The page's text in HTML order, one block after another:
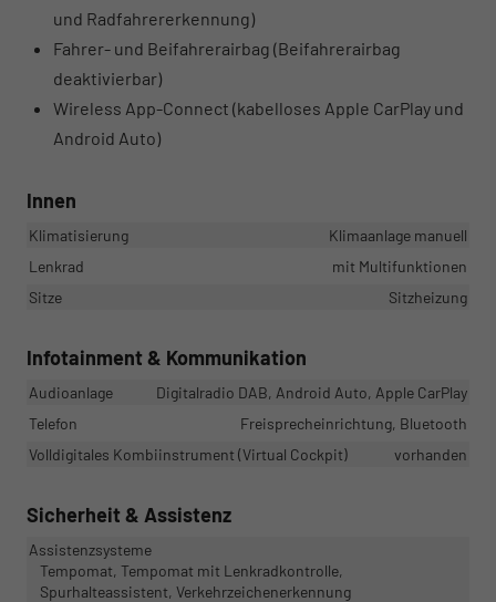
und Radfahrererkennung)
Fahrer- und Beifahrerairbag (Beifahrerairbag
deaktivierbar)
Wireless App-Connect (kabelloses Apple CarPlay und
Android Auto)
Innen
Klimatisierung
Klimaanlage manuell
Lenkrad
mit Multifunktionen
Sitze
Sitzheizung
Infotainment & Kommunikation
Audioanlage
Digitalradio DAB, Android Auto, Apple CarPlay
Telefon
Freisprecheinrichtung, Bluetooth
Volldigitales Kombiinstrument (Virtual Cockpit)
vorhanden
Sicherheit & Assistenz
Assistenzsysteme
Tempomat, Tempomat mit Lenkradkontrolle,
Spurhalteassistent, Verkehrzeichenerkennung